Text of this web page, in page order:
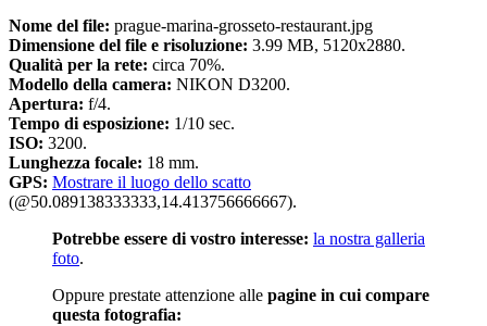
Nome del file: prague-marina-grosseto-restaurant.jpg
Dimensione del file e risoluzione: 3.99 MB, 5120x2880.
Qualità per la rete: circa 70%.
Modello della camera: NIKON D3200.
Apertura: f/4.
Tempo di esposizione: 1/10 sec.
ISO: 3200.
Lunghezza focale: 18 mm.
GPS: Mostrare il luogo dello scatto
(@50.089138333333,14.413756666667).
Potrebbe essere di vostro interesse: la nostra galleria
foto.
Oppure prestate attenzione alle pagine in cui compare
questa fotografia: